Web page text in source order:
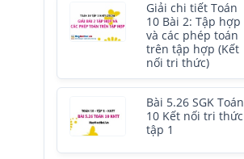
Giải chi tiết Toán
10 Bài 2: Tập hợp
và các phép toán
trên tập hợp (Kết
nối tri thức)
Bài 5.26 SGK Toán
10 Kết nối tri thức
tập 1